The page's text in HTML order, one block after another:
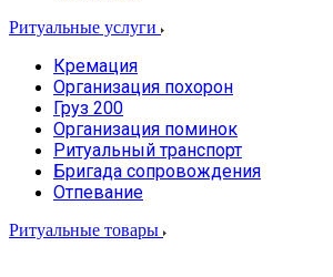
Ритуальные услуги
Кремация
Организация похорон
Груз 200
Организация поминок
Ритуальный транспорт
Бригада сопровождения
Отпевание
Ритуальные товары